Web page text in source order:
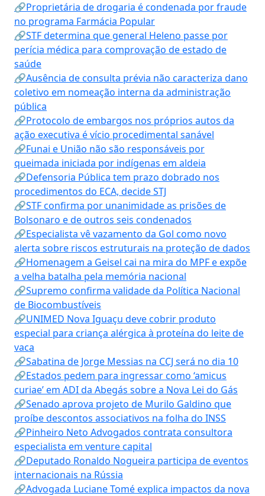
🔗Proprietária de drogaria é condenada por fraude
no programa Farmácia Popular
🔗STF determina que general Heleno passe por
perícia médica para comprovação de estado de
saúde
🔗Ausência de consulta prévia não caracteriza dano
coletivo em nomeação interna da administração
pública
🔗Protocolo de embargos nos próprios autos da
ação executiva é vício procedimental sanável
🔗Funai e União não são responsáveis por
queimada iniciada por indígenas em aldeia
🔗Defensoria Pública tem prazo dobrado nos
procedimentos do ECA, decide STJ
🔗STF confirma por unanimidade as prisões de
Bolsonaro e de outros seis condenados
🔗Especialista vê vazamento da Gol como novo
alerta sobre riscos estruturais na proteção de dados
🔗Homenagem a Geisel cai na mira do MPF e expõe
a velha batalha pela memória nacional
🔗Supremo confirma validade da Política Nacional
de Biocombustíveis
🔗UNIMED Nova Iguaçu deve cobrir produto
especial para criança alérgica à proteína do leite de
vaca
🔗Sabatina de Jorge Messias na CCJ será no dia 10
🔗Estados pedem para ingressar como ‘amicus
curiae’ em ADI da Abegás sobre a Nova Lei do Gás
🔗Senado aprova projeto de Murilo Galdino que
proíbe descontos associativos na folha do INSS
🔗Pinheiro Neto Advogados contrata consultora
especialista em venture capital
🔗Deputado Ronaldo Nogueira participa de eventos
internacionais na Rússia
🔗Advogada Luciane Tomé explica impactos da nova